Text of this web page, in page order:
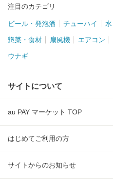
注目のカテゴリ
ビール・発泡酒 チューハイ 水
惣菜・食材 扇風機 エアコン
ウナギ
サイトについて
au PAY マーケット TOP
はじめてご利用の方
サイトからのお知らせ